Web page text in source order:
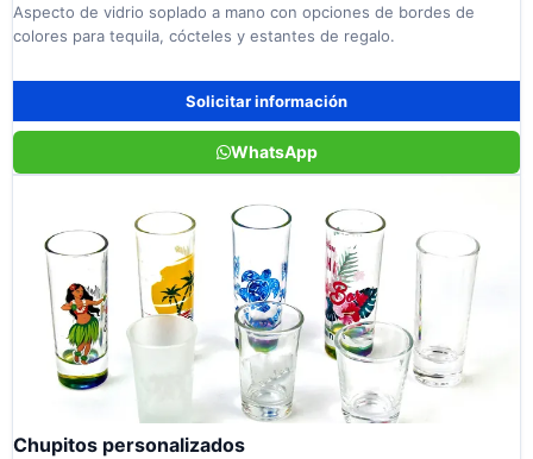
Aspecto de vidrio soplado a mano con opciones de bordes de
colores para tequila, cócteles y estantes de regalo.
Solicitar información
WhatsApp
Chupitos personalizados